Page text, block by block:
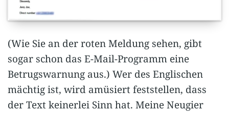
(Wie Sie an der roten Meldung sehen, gibt
sogar schon das E-Mail-Programm eine
Betrugswarnung aus.) Wer des Englischen
mächtig ist, wird amüsiert feststellen, dass
der Text keinerlei Sinn hat. Meine Neugier